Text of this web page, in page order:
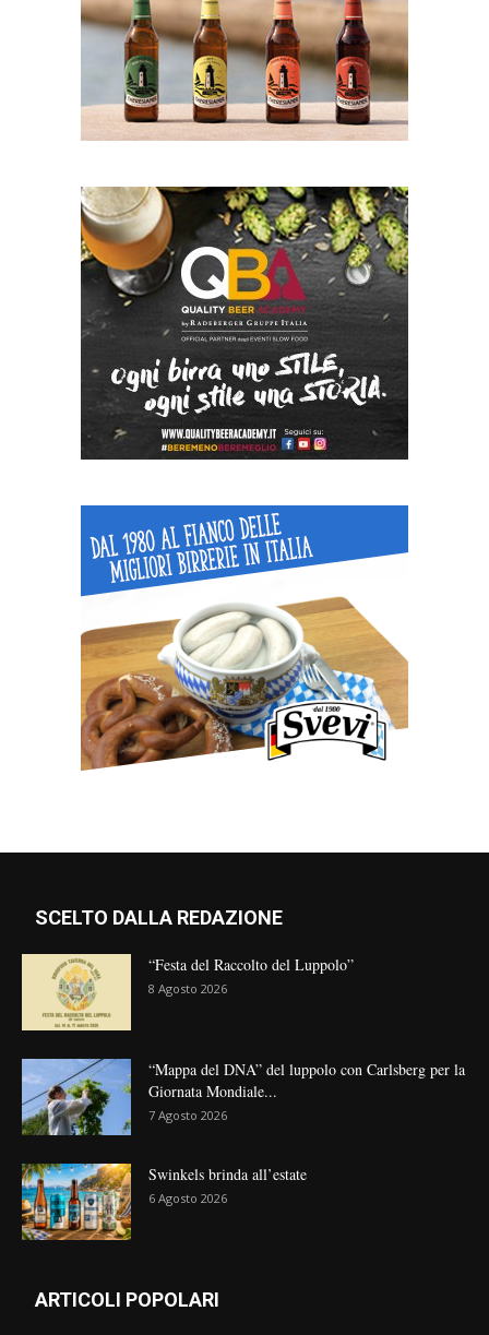
SCELTO DALLA REDAZIONE
“Festa del Raccolto del Luppolo”
8 Agosto 2026
“Mappa del DNA” del luppolo con Carlsberg per la
Giornata Mondiale...
7 Agosto 2026
Swinkels brinda all’estate
6 Agosto 2026
ARTICOLI POPOLARI